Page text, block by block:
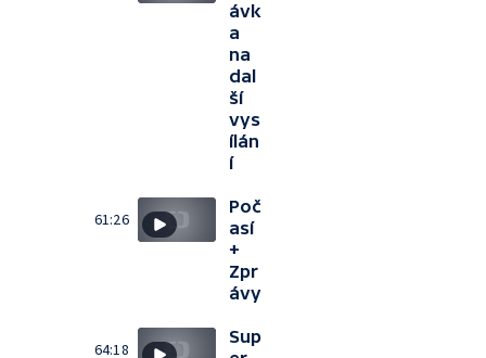
ávk
a
na
dal
ší
vys
ílán
í
61:26
Poč
así
+
Zpr
ávy
64:18
Sup